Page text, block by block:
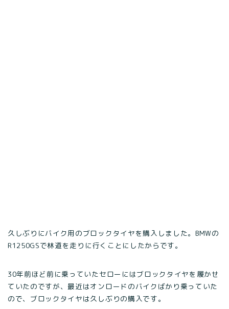
久しぶりにバイク用のブロックタイヤを購入しました。BMWの
R1250GSで林道を走りに行くことにしたからです。
30年前ほど前に乗っていたセローにはブロックタイヤを履かせ
ていたのですが、最近はオンロードのバイクばかり乗っていた
ので、ブロックタイヤは久しぶりの購入です。